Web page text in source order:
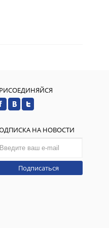
НА НОВОСТИ
Подписаться